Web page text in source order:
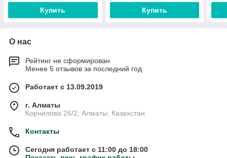
Купить Купить
О нас
Рейтинг не сформирован
Менее 5 отзывов за последний год
Работает с 13.09.2019
г. Алматы
Корнилова 26/2, Алматы, Казахстан
Контакты
Сегодня работает с 11:00 до 18:00